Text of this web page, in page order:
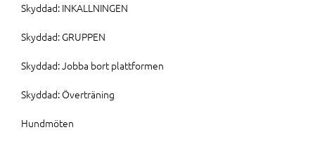
Skyddad: INKALLNINGEN
Skyddad: GRUPPEN
Skyddad: Jobba bort plattformen
Skyddad: Överträning
Hundmöten